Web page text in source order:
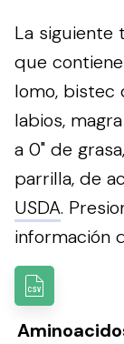
La siguiente
que
lomo, bistec
labios,
a 0" de
parrilla, de
USDA.
información